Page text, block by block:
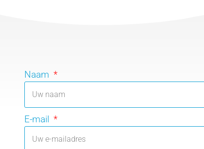
Naam
E-mail